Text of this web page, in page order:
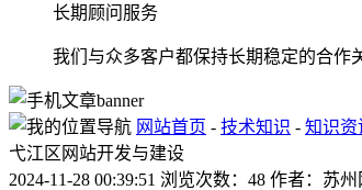
长期顾问服务
我们与众多客户都保持长期稳定的合作
网站首页 - 技术知识 - 知识资
弋江区网站开发与建设
2024-11-28 00:39:51 浏览次数：48 作者：苏